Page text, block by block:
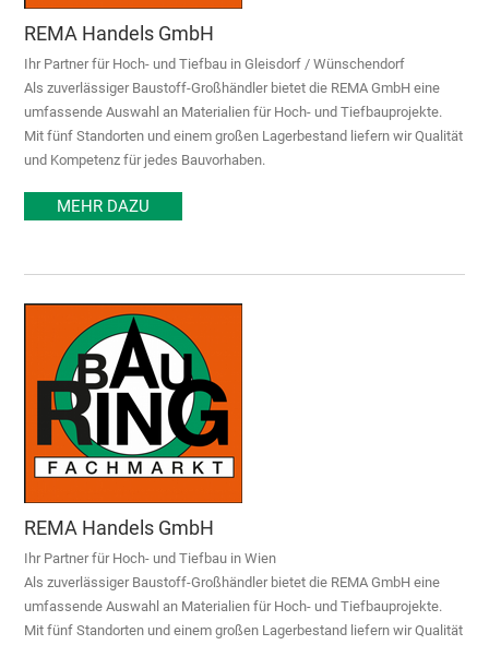
REMA Handels GmbH
Ihr Partner für Hoch- und Tiefbau in Gleisdorf / Wünschendorf
Als zuverlässiger Baustoff-Großhändler bietet die REMA GmbH eine
umfassende Auswahl an Materialien für Hoch- und Tiefbauprojekte.
Mit fünf Standorten und einem großen Lagerbestand liefern wir Qualität
und Kompetenz für jedes Bauvorhaben.
MEHR DAZU
REMA Handels GmbH
Ihr Partner für Hoch- und Tiefbau in Wien
Als zuverlässiger Baustoff-Großhändler bietet die REMA GmbH eine
umfassende Auswahl an Materialien für Hoch- und Tiefbauprojekte.
Mit fünf Standorten und einem großen Lagerbestand liefern wir Qualität